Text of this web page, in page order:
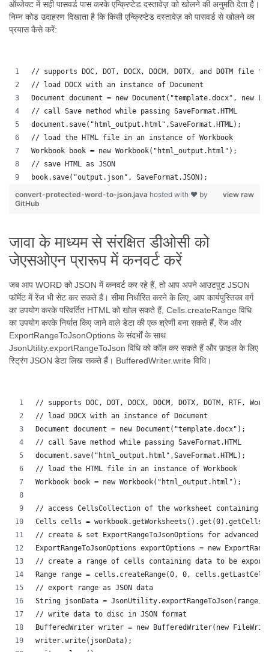
ऑब्जेक्ट में सही पासवर्ड पास करके एन्क्रिप्टेड दस्तावेज़ को खोलने की अनुमति देता है।
निम्न कोड उदाहरण दिखाता है कि किसी एन्क्रिप्टेड दस्तावेज़ को पासवर्ड से खोलने का
प्रयास कैसे करें:
// supports DOC, DOT, DOCX, DOCM, DOTX, and DOTM file
// load DOCX with an instance of Document
Document document = new Document("template.docx", new
// call Save method while passing SaveFormat.HTML
document.save("html_output.html",SaveFormat.HTML);
// load the HTML file in an instance of Workbook
Workbook book = new Workbook("html_output.html");
// save HTML as JSON
book.save("output.json", SaveFormat.JSON);
view raw
convert-protected-word-to-json.java hosted with ❤ by
GitHub
जावा के माध्यम से संरक्षित डीओसी को
जेएसओएन प्रारूप में कनवर्ट करें
जब आप WORD को JSON में कनवर्ट कर रहे हैं, तो आप अपने आउटपुट JSON
फॉर्मेट में रेंज भी सेट कर सकते हैं। सीमा निर्धारित करने के लिए, आप कार्यपुस्तिका वर्ग
का उपयोग करके परिवर्तित HTML को खोल सकते हैं, Cells.createRange विधि
का उपयोग करके निर्यात किए जाने वाले डेटा की एक श्रेणी बना सकते हैं, रेंज और
ExportRangeToJsonOptions के संदर्भों के साथ
JsonUtility.exportRangeToJson विधि को कॉल कर सकते हैं और फ़ाइल के लिए
स्ट्रिंग JSON डेटा लिख सकते हैं। BufferedWriter.write विधि।
// supports DOC, DOT, DOCX, DOCM, DOTX, DOTM, RTF,
// load DOCX with an instance of Document
Document document = new Document("template.docx");
// call Save method while passing SaveFormat.HTML
document.save("html_output.html",SaveFormat.HTML);
// load the HTML file in an instance of Workbook
Workbook book = new Workbook("html_output.html");
// access CellsCollection of the worksheet containing
Cells cells =
// create & set ExportRangeToJsonOptions for advanced
ExportRangeToJsonOptions exportOptions = new
// create a range of cells containing data to be
Range range = cells.createRange(0, 0,
// export range as JSON data
String jsonData = JsonUtility.exportRangeToJson(range,
// write data to disc in JSON format
BufferedWriter writer = new BufferedWriter(new
writer.write(jsonData);